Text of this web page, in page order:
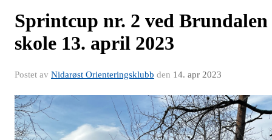
Sprintcup nr. 2 ved Brundalen
skole 13. april 2023
Postet av Nidarøst Orienteringsklubb den 14. apr 2023